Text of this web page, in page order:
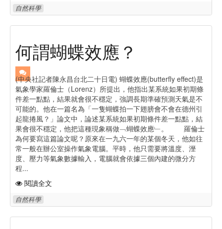
自然科學
何謂蝴蝶效應？
(中央社記者陳永昌台北二十日電) 蝴蝶效應(butterfly effect)是
氣象學家羅倫士（Lorenz）所提出，他指出某系統如果初期條
件差一點點，結果就會很不穩定，強調長期準確預測天氣是不
可能的。他在一篇名為「一隻蝴蝶拍一下翅膀會不會在德州引
起龍捲風？」論文中，論述某系統如果初期條件差一點點，結
果會很不穩定，他把這種現象稱做﹁蝴蝶效應﹂。 羅倫士
為何要寫這篇論文呢？原來在一九六一年的某個冬天，他如往
常一般在辦公室操作氣象電腦。平時，他只需要將溫度、溼
度、壓力等氣象數據輸入，電腦就會依據三個內建的微分方
程...
閱讀全文
自然科學